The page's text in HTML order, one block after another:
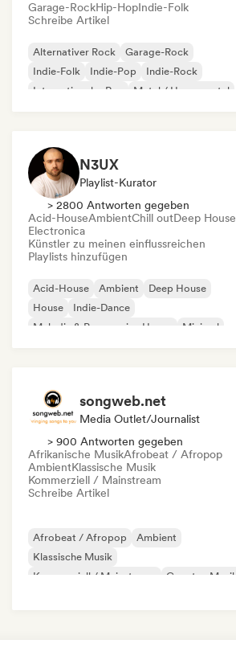
Garage-RockHip-HopIndie-Folk
Schreibe Artikel
Alternativer Rock
Garage-Rock
Indie-Folk
Indie-Pop
Indie-Rock
Internationaler Rap
Metal / Heavy metal
N3UX
Playlist-Kurator
> 2800 Antworten gegeben
Acid-HouseAmbientChill outDeep House
Electronica
Künstler zu meinen einflussreichen
Playlists hinzufügen
Acid-House Ambient
Deep House
House
Indie-Dance
Melodic & Progressive House
Minimal
songweb.net
Media Outlet/Journalist
> 900 Antworten gegeben
Afrikanische MusikAfrobeat / Afropop
AmbientKlassische Musik
Kommerziell / Mainstream
Schreibe Artikel
Afrobeat / Afropop
Ambient
Klassische Musik
Kommerziell / Mainstream
Country-Musik